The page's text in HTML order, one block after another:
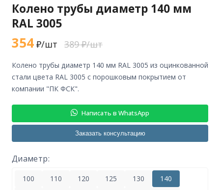
Колено трубы диаметр 140 мм
RAL 3005
354₽/шт 389 ₽/шт
колено трубы диаметр 140 мм RAL 3005 из оцинкованной
стали цвета RAL 3005 с порошковым покрытием от
компании "ПК ФСК".
Написать в WhatsApp
Заказать консультацию
Диаметр:
100 110 120 125 130
140